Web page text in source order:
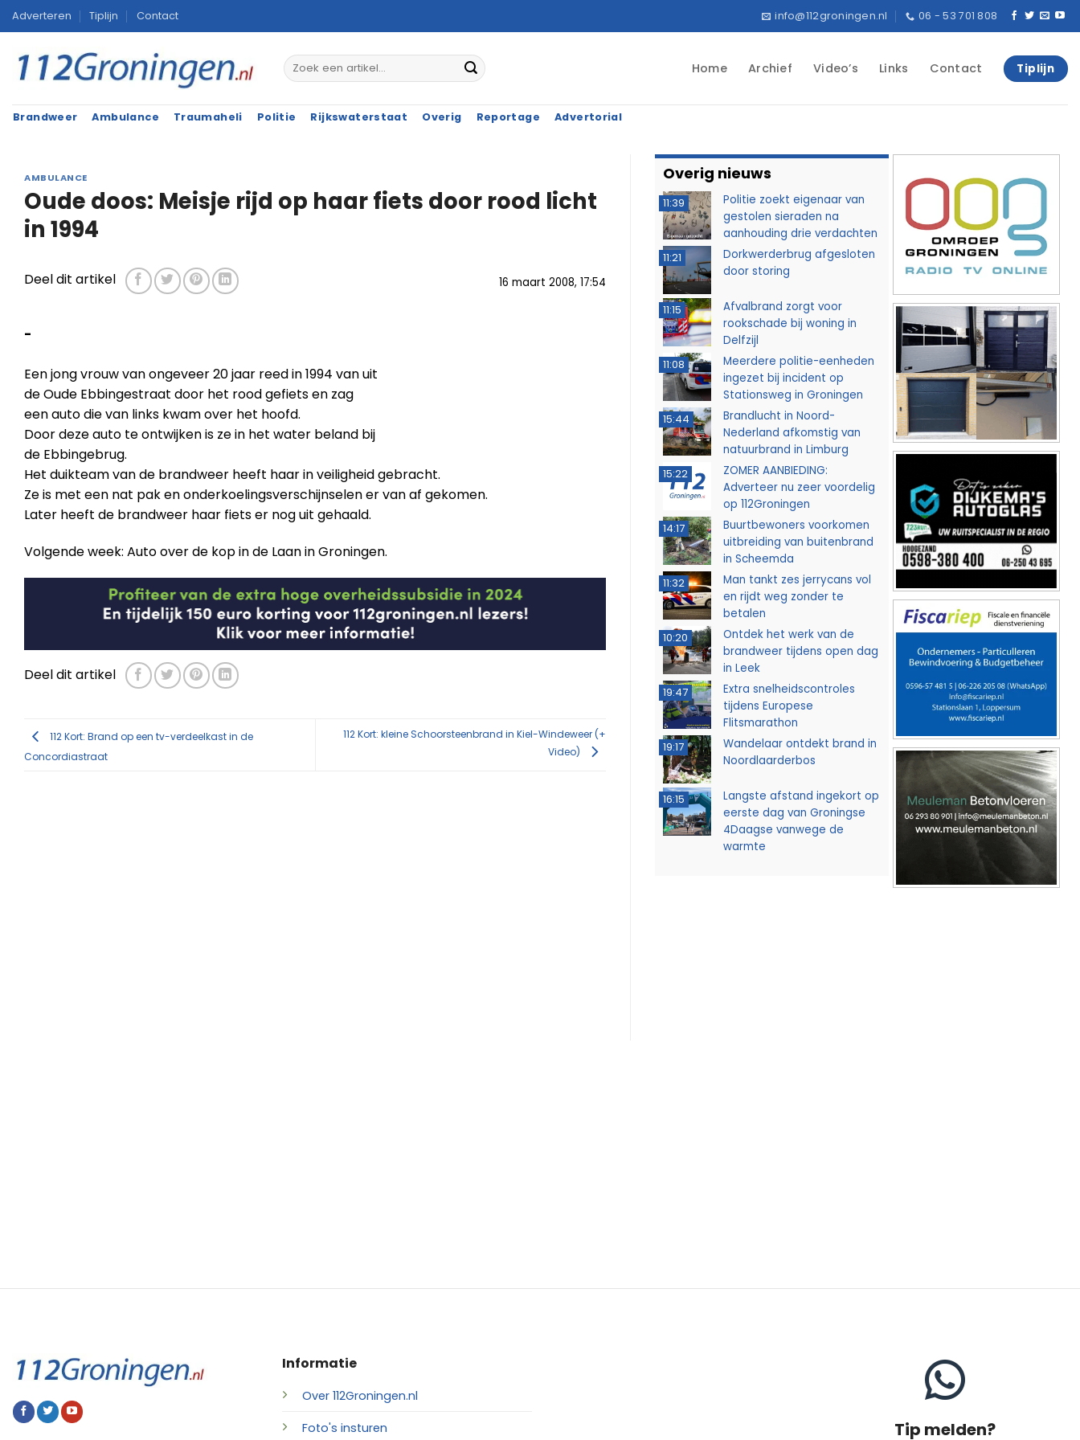
Ga
naar
inhoud
Adverteren Tiplijn Contact info@112groningen.nl 06 - 53 701 808
Home Archief Video’s Links Contact Tiplijn
Brandweer Ambulance Traumaheli Politie Rijkswaterstaat Overig Reportage Advertorial
AMBULANCE
Oude doos: Meisje rijd op haar fiets door rood licht
in 1994
16 maart 2008, 17:54
Deel dit artikel
-
Een jong vrouw van ongeveer 20 jaar reed in 1994 van uit
de Oude Ebbingestraat door het rood gefiets en zag
een auto die van links kwam over het hoofd.
Door deze auto te ontwijken is ze in het water beland bij
de Ebbingebrug.
Het duikteam van de brandweer heeft haar in veiligheid gebracht.
Ze is met een nat pak en onderkoelingsverschijnselen er van af gekomen.
Later heeft de brandweer haar fiets er nog uit gehaald.
Volgende week: Auto over de kop in de Laan in Groningen.
Deel dit artikel
112 Kort: Brand op een tv-verdeelkast in de
Concordiastraat
112 Kort: kleine Schoorsteenbrand in Kiel-Windeweer (+
Video)
Overig nieuws
11:39
Politie zoekt eigenaar van
gestolen sieraden na
aanhouding drie verdachten
11:21
Dorkwerderbrug afgesloten
door storing
11:15
Afvalbrand zorgt voor
rookschade bij woning in
Delfzijl
11:08
Meerdere politie-eenheden
ingezet bij incident op
Stationsweg in Groningen
15:44
Brandlucht in Noord-
Nederland afkomstig van
natuurbrand in Limburg
15:22
ZOMER AANBIEDING:
Adverteer nu zeer voordelig
op 112Groningen
14:17
Buurtbewoners voorkomen
uitbreiding van buitenbrand
in Scheemda
11:32
Man tankt zes jerrycans vol
en rijdt weg zonder te
betalen
10:20
Ontdek het werk van de
brandweer tijdens open dag
in Leek
19:47
Extra snelheidscontroles
tijdens Europese
Flitsmarathon
19:17
Wandelaar ontdekt brand in
Noordlaarderbos
16:15
Langste afstand ingekort op
eerste dag van Groningse
4Daagse vanwege de
warmte
Informatie
Over 112Groningen.nl
Foto's insturen
Tip melden?